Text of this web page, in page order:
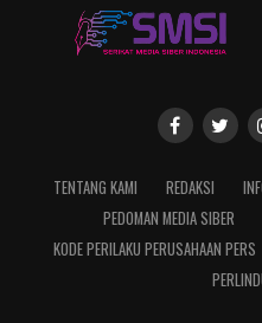
TENTANG KAMI REDAKSI
PEDOMAN MEDIA SIBER
KODE PERILAKU PERUSAHAAN PERS